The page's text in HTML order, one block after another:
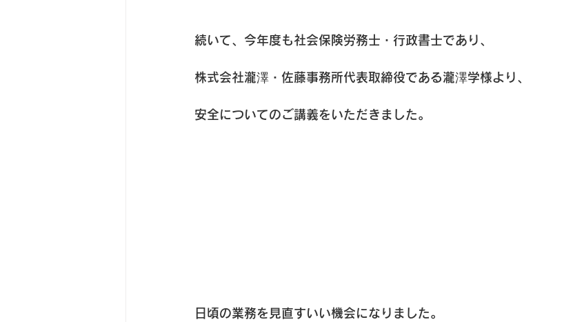
続いて、今年度も社会保険労務士・行政書士であり、
株式会社瀧澤・佐藤事務所代表取締役である瀧澤学様より、
安全についてのご講義をいただきました。
日頃の業務を見直すいい機会になりました。